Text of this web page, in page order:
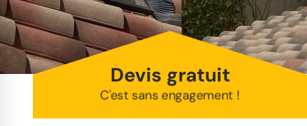
Devis gratuit
C'est sans engagement !